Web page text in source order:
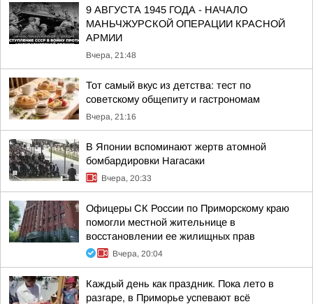
9 АВГУСТА 1945 ГОДА - НАЧАЛО
МАНЬЧЖУРСКОЙ ОПЕРАЦИИ КРАСНОЙ
АРМИИ
Вчера, 21:48
Тот самый вкус из детства: тест по
советскому общепиту и гастрономам
Вчера, 21:16
В Японии вспоминают жертв атомной
бомбардировки Нагасаки
Вчера, 20:33
Офицеры СК России по Приморскому краю
помогли местной жительнице в
восстановлении ее жилищных прав
Вчера, 20:04
Каждый день как праздник. Пока лето в
разгаре, в Приморье успевают всё